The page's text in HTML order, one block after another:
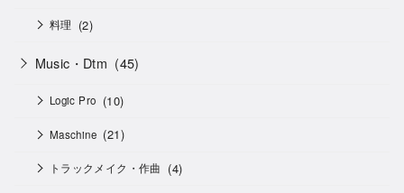
料理 (2)
Music・Dtm (45)
Logic Pro (10)
Maschine (21)
トラックメイク・作曲 (4)